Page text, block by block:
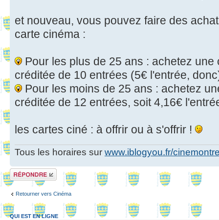
et nouveau, vous pouvez faire des
carte cinéma :
Pour les plus de 25 ans : achetez une
créditée de 10 entrées (5€ l'entrée,
Pour les moins de 25 ans : achetez
créditée de 12 entrées, soit 4,16€
les cartes ciné : à offrir ou à s'offrir !
Tous les horaires sur www.iblogyou.fr/
Répondre
Retourner vers Cinéma
QUI EST EN LIGNE